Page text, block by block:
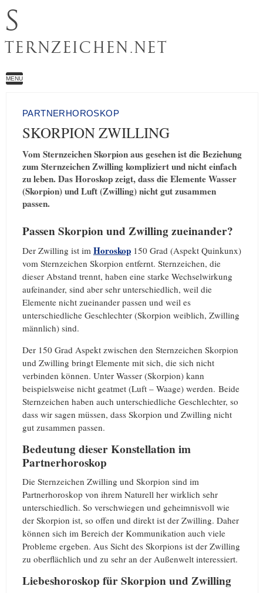
S
TERNZEICHEN.NET
MENU
PARTNERHOROSKOP
SKORPION ZWILLING
Vom Sternzeichen Skorpion aus gesehen ist die Beziehung
zum Sternzeichen Zwilling kompliziert und nicht einfach
zu leben. Das Horoskop zeigt, dass die Elemente Wasser
(Skorpion) und Luft (Zwilling) nicht gut zusammen
passen.
Passen Skorpion und Zwilling zueinander?
Der Zwilling ist im Horoskop 150 Grad (Aspekt Quinkunx)
vom Sternzeichen Skorpion entfernt. Sternzeichen, die
dieser Abstand trennt, haben eine starke Wechselwirkung
aufeinander, sind aber sehr unterschiedlich, weil die
Elemente nicht zueinander passen und weil es
unterschiedliche Geschlechter (Skorpion weiblich, Zwilling
männlich) sind.
Der 150 Grad Aspekt zwischen den Sternzeichen Skorpion
und Zwilling bringt Elemente mit sich, die sich nicht
verbinden können. Unter Wasser (Skorpion) kann
beispielsweise nicht geatmet (Luft – Waage) werden. Beide
Sternzeichen haben auch unterschiedliche Geschlechter, so
dass wir sagen müssen, dass Skorpion und Zwilling nicht
gut zusammen passen.
Bedeutung dieser Konstellation im
Partnerhoroskop
Die Sternzeichen Zwilling und Skorpion sind im
Partnerhoroskop von ihrem Naturell her wirklich sehr
unterschiedlich. So verschwiegen und geheimnisvoll wie
der Skorpion ist, so offen und direkt ist der Zwilling. Daher
können sich im Bereich der Kommunikation auch viele
Probleme ergeben. Aus Sicht des Skorpions ist der Zwilling
zu oberflächlich und zu sehr an der Außenwelt interessiert.
Liebeshoroskop für Skorpion und Zwilling